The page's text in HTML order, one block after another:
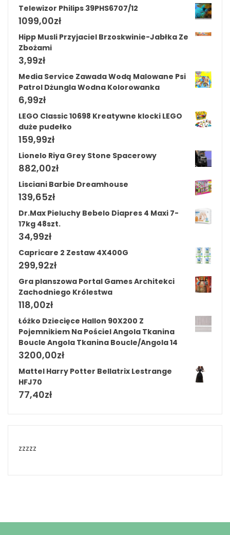
Telewizor Philips 39PHS6707/12
1099,00zł
Hipp Musli Przyjaciel Brzoskwinie-Jabłka Ze
Zbożami
3,99zł
Media Service Zawada Wodą Malowane Psi
Patrol Dżungla Wodna Kolorowanka
6,99zł
LEGO Classic 10698 Kreatywne klocki LEGO
duże pudełko
159,99zł
Lionelo Riya Grey Stone Spacerowy
882,00zł
Lisciani Barbie Dreamhouse
139,65zł
Dr.Max Pieluchy Bebelo Diapres 4 Maxi 7-
17kg 48szt.
34,99zł
Capricare 2 Zestaw 4X400G
299,92zł
Gra planszowa Portal Games Architekci
Zachodniego Królestwa
118,00zł
Łóżko Dziecięce Hallon 90X200 Z
Pojemnikiem Na Pościel Angola Tkanina
Boucle Angola Tkanina Boucle/Angola 14
3200,00zł
Mattel Harry Potter Bellatrix Lestrange
HFJ70
77,40zł
zzzzz